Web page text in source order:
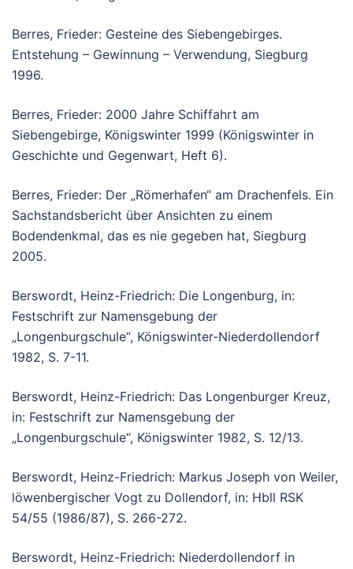
Berres, Frieder: Gesteine des Siebengebirges.
Entstehung – Gewinnung – Verwendung, Siegburg
1996.
Berres, Frieder: 2000 Jahre Schiffahrt am
Siebengebirge, Königswinter 1999 (Königswinter in
Geschichte und Gegenwart, Heft 6).
Berres, Frieder: Der „Römerhafen“ am Drachenfels. Ein
Sachstandsbericht über Ansichten zu einem
Bodendenkmal, das es nie gegeben hat, Siegburg
2005.
Berswordt, Heinz-Friedrich: Die Longenburg, in:
Festschrift zur Namensgebung der
„Longenburgschule“, Königswinter-Niederdollendorf
1982, S. 7-11.
Berswordt, Heinz-Friedrich: Das Longenburger Kreuz,
in: Festschrift zur Namensgebung der
„Longenburgschule“, Königswinter 1982, S. 12/13.
Berswordt, Heinz-Friedrich: Markus Joseph von Weiler,
löwenbergischer Vogt zu Dollendorf, in: Hbll RSK
54/55 (1986/87), S. 266-272.
Berswordt, Heinz-Friedrich: Niederdollendorf in